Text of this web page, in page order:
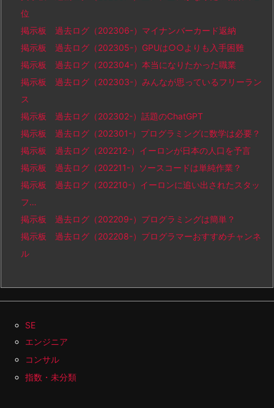
位
掲示板 過去ログ（202306-）マイナンバーカード返納
掲示板 過去ログ（202305-）GPUは○○よりも入手困難
掲示板 過去ログ（202304-）本当になりたかった職業
掲示板 過去ログ（202303-）みんなが思っているフリーラン
ス
掲示板 過去ログ（202302-）話題のChatGPT
掲示板 過去ログ（202301-）プログラミングに数学は必要？
掲示板 過去ログ（202212-）イーロンが日本の人口を予言
掲示板 過去ログ（202211-）ソースコードは単純作業？
掲示板 過去ログ（202210-）イーロンに追い出されたスタッ
フ…
掲示板 過去ログ（202209-）プログラミングは簡単？
掲示板 過去ログ（202208-）プログラマーおすすめチャンネ
ル
SE
エンジニア
コンサル
指数・未分類